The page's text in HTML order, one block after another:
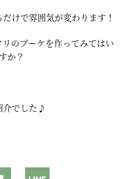
けで雰囲気が変わります！
のブーケを作ってみてはい
か？
介でした♪